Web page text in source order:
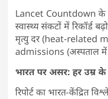
Lancet Countdown के
स्वास्थ्य संकटों में रिकॉर्ड
मृत्यु दर (heat-related
admissions (अस्पताल में
भारत पर असर: हर उम्र
रिपोर्ट का भारत-केंद्रित